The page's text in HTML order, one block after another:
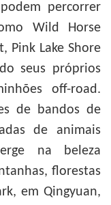
percorrer
Wild Horse
Pink Lake Shore
seus próprios
off-road.
de bandos de
de animais
na beleza
florestas
em Qingyuan,